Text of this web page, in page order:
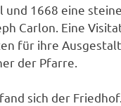
1668 eine
Carlon. Eine
für ihre
der Pfarre.
sich der